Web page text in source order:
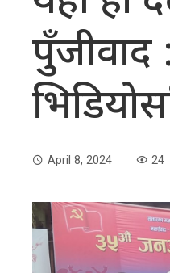
पुँजीवाद
April 8, 2024 24